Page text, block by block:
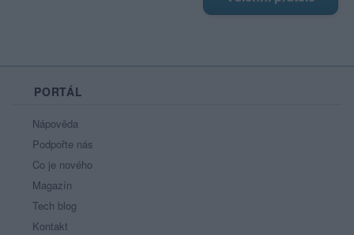
PORTÁL
Nápověda
Podpořte nás
Co je nového
Magazín
Tech blog
Kontakt